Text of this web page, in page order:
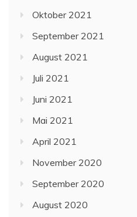
Oktober 2021
September 2021
August 2021
Juli 2021
Juni 2021
Mai 2021
April 2021
November 2020
September 2020
August 2020